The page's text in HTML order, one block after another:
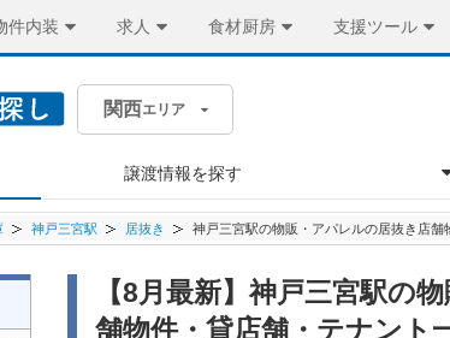
件内装 求人 食材厨房 支援ツール
関西エリア
譲渡情報を探す
神戸三宮駅 居抜き 神戸三宮駅の物販・アパレルの居抜き店舗
【8月最新】神戸三宮駅の
舗物件・貸店舗・テナント